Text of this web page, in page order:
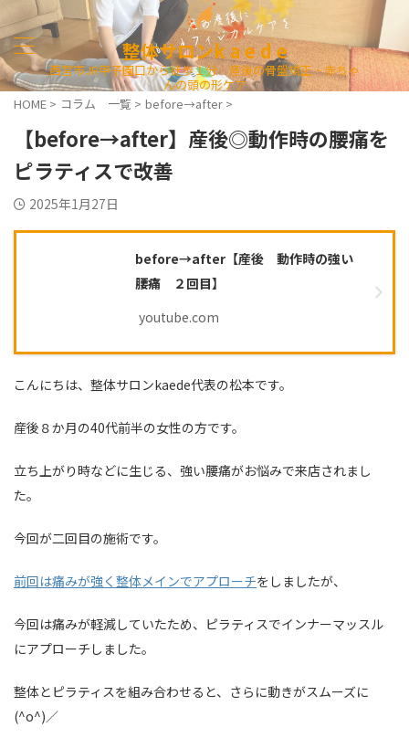
整体サロンk a e d e
西宮市JR甲子園口から徒歩１分 産後の骨盤矯正・赤ちゃ
んの頭の形ケア
HOME > コラム 一覧 > before→after >
【before→after】産後◎動作時の腰痛を
ピラティスで改善
2025年1月27日
before→after【産後 動作時の強い
腰痛 ２回目】
youtube.com
こんにちは、整体サロンkaede代表の松本です。
産後８か月の40代前半の女性の方です。
立ち上がり時などに生じる、強い腰痛がお悩みで来店されまし
た。
今回が二回目の施術です。
前回は痛みが強く整体メインでアプローチをしましたが、
今回は痛みが軽減していたため、ピラティスでインナーマッスル
にアプローチしました。
整体とピラティスを組み合わせると、さらに動きがスムーズに
(^o^)／